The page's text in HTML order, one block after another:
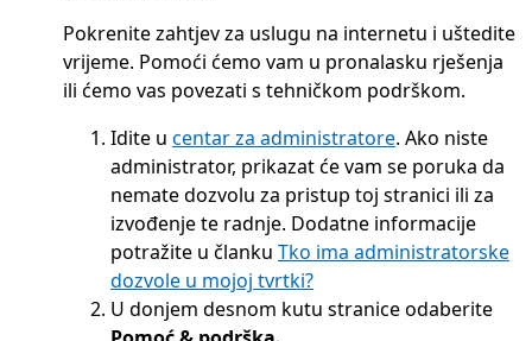
Pokrenite zahtjev za uslugu na internetu i uštedite
vrijeme. Pomoći ćemo vam u pronalasku rješenja
ili ćemo vas povezati s tehničkom podrškom.
Idite u centar za administratore. Ako niste
administrator, prikazat će vam se poruka da
nemate dozvolu za pristup toj stranici ili za
izvođenje te radnje. Dodatne informacije
potražite u članku Tko ima administratorske
dozvole u mojoj tvrtki?
U donjem desnom kutu stranice odaberite